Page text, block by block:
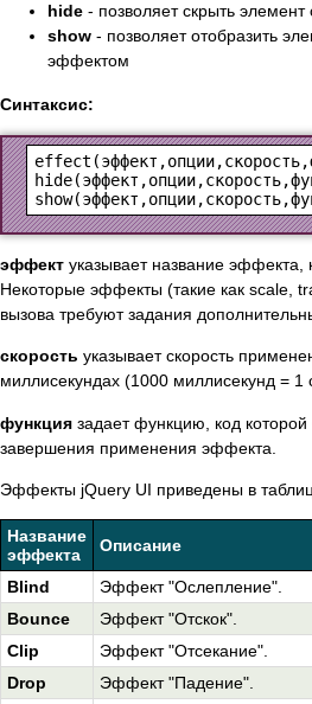
hide - позволяет скрыть
show - позволяет отобразить
эффектом
Синтаксис:
эффект указывает название эффекта,
Некоторые эффекты (такие как scale,
вызова требуют задания
скорость указывает скорость
миллисекундах (1000 миллисекунд = 1
функция задает функцию, код
завершения применения эффекта.
Эффекты jQuery UI приведены в
Название
эффекта
Описание
Blind
Эффект "Ослепление".
Bounce
Эффект "Отскок".
Clip
Эффект "Отсекание".
Drop
Эффект "Падение".